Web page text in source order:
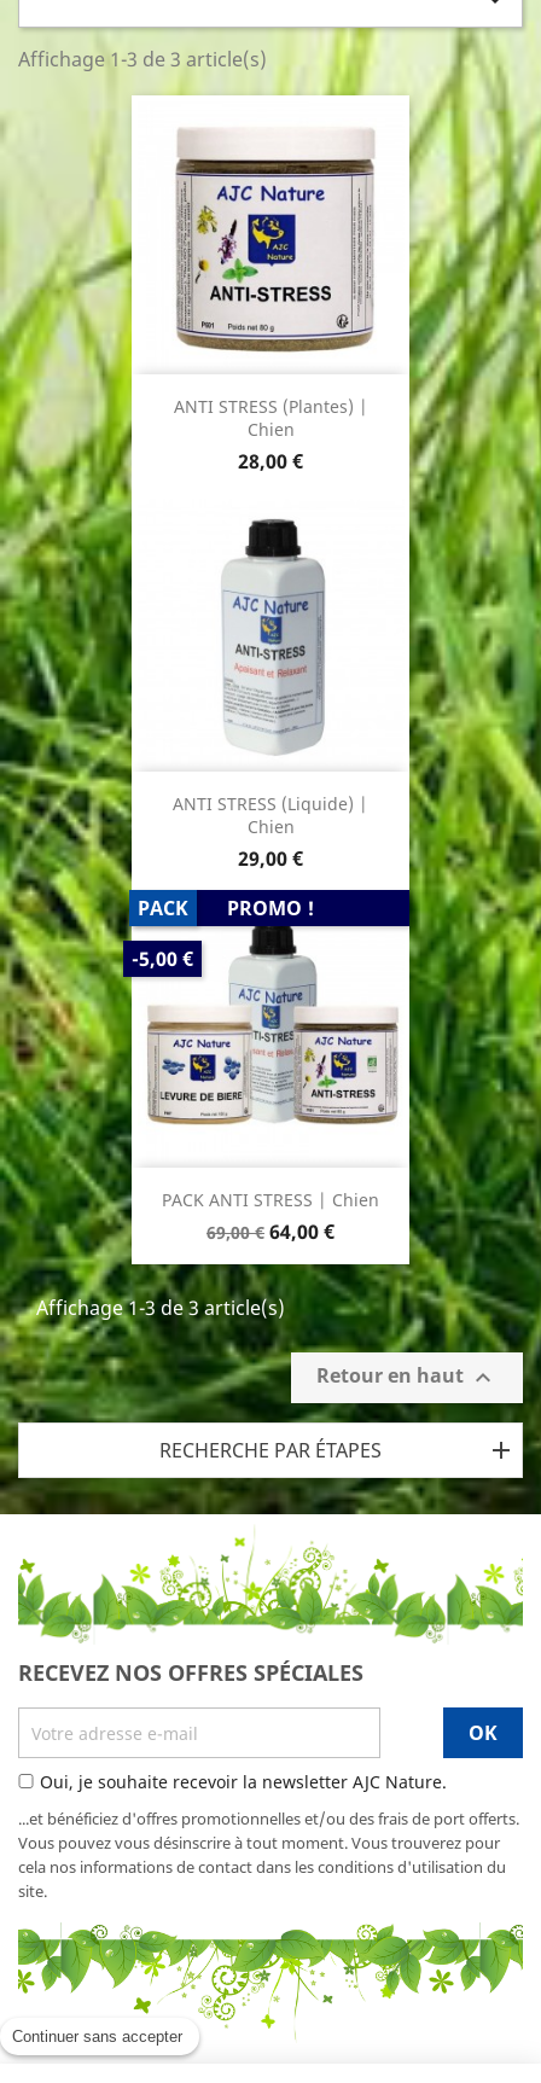
Continuer sans accepter
Affichage 1-3 de 3 article(s)
ANTI STRESS (Plantes) |
Chien
Prix
28,00 €
ANTI STRESS (Liquide) |
Chien
Prix
29,00 €
PACK ANTI STRESS | Chien
Prix
base
69,00 € Prix
64,00 €
PROMO !
PRIX
DE
BASE
-5,00 €
PACK
Affichage 1-3 de 3 article(s)
Retour en haut 
RECHERCHE PAR ÉTAPES
RECEVEZ NOS OFFRES SPÉCIALES
Oui, je souhaite recevoir la newsletter AJC Nature.
...et bénéficiez d'offres promotionnelles et/ou des frais de port offerts.
Vous pouvez vous désinscrire à tout moment. Vous trouverez pour
cela nos informations de contact dans les conditions d'utilisation du
site.